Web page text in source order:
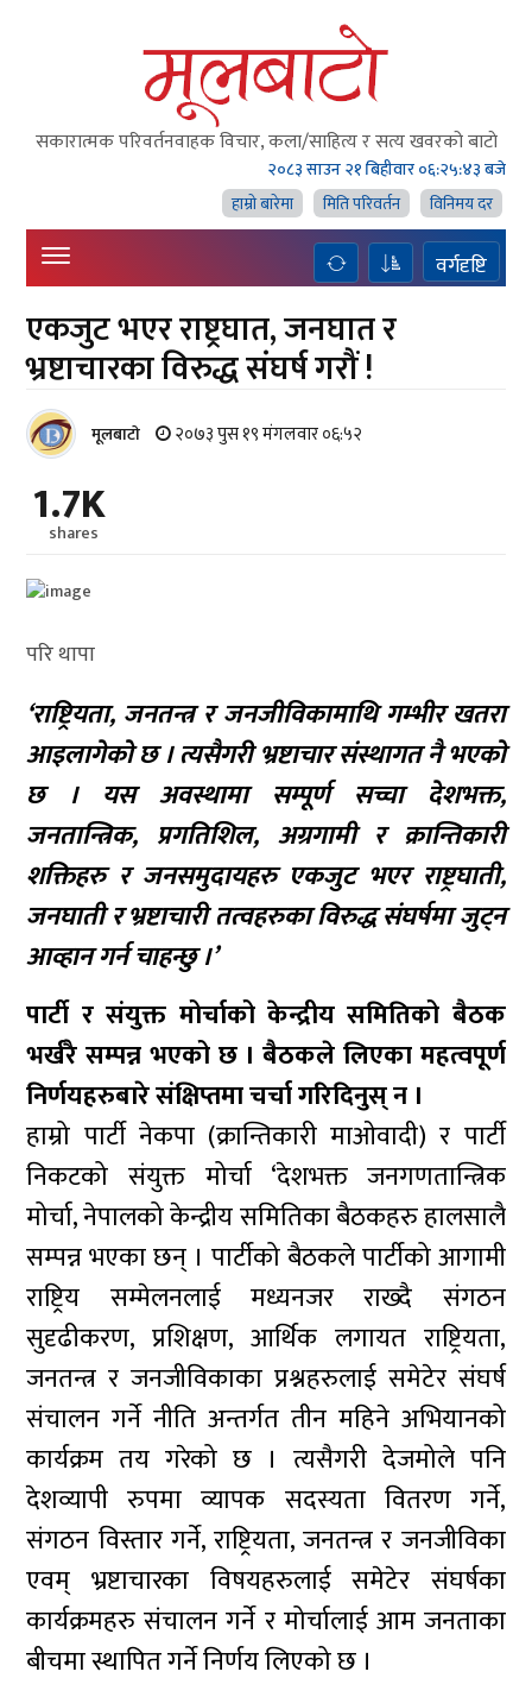
सकारात्मक परिवर्तनवाहक विचार, कला/साहित्य र सत्य खवरको बाटाे
२०८३ साउन २१ बिहीवार०६:२५:४४ बजे
हाम्राे बारेमा
मिति परिवर्तन विनिमय दर
वर्गदृष्टि
एकजुट भएर राष्ट्रघात, जनघात र
भ्रष्टाचारका विरुद्ध संघर्ष गरौं !
मूलबाटाे २०७३ पुस १९ मंगलवार ०६:५२
1.7K
shares
परि थापा
‘राष्ट्रियता, जनतन्त्र र जनजीविकामाथि गम्भीर खतरा
आइलागेको छ । त्यसैगरी भ्रष्टाचार संस्थागत नै भएको
छ । यस अवस्थामा सम्पूर्ण सच्चा देशभक्त,
जनतान्त्रिक, प्रगतिशिल, अग्रगामी र क्रान्तिकारी
शक्तिहरु र जनसमुदायहरु एकजुट भएर राष्ट्रघाती,
जनघाती र भ्रष्टाचारी तत्वहरुका विरुद्ध संघर्षमा जुट्न
आव्हान गर्न चाहन्छु ।’
पार्टी र संयुक्त मोर्चाको केन्द्रीय समितिको बैठक
भर्खरै सम्पन्न भएको छ । बैठकले लिएका महत्वपूर्ण
निर्णयहरुबारे संक्षिप्तमा चर्चा गरिदिनुस् न ।
हाम्रो पार्टी नेकपा (क्रान्तिकारी माओवादी) र पार्टी
निकटको संयुक्त मोर्चा ‘देशभक्त जनगणतान्त्रिक
मोर्चा, नेपालको केन्द्रीय समितिका बैठकहरु हालसालै
सम्पन्न भएका छन् । पार्टीको बैठकले पार्टीको आगामी
राष्ट्रिय सम्मेलनलाई मध्यनजर राख्दै संगठन
सुदृढीकरण, प्रशिक्षण, आर्थिक लगायत राष्ट्रियता,
जनतन्त्र र जनजीविकाका प्रश्नहरुलाई समेटेर संघर्ष
संचालन गर्ने नीति अन्तर्गत तीन महिने अभियानको
कार्यक्रम तय गरेको छ । त्यसैगरी देजमोले पनि
देशव्यापी रुपमा व्यापक सदस्यता वितरण गर्ने,
संगठन विस्तार गर्ने, राष्ट्रियता, जनतन्त्र र जनजीविका
एवम् भ्रष्टाचारका विषयहरुलाई समेटेर संघर्षका
कार्यक्रमहरु संचालन गर्ने र मोर्चालाई आम जनताका
बीचमा स्थापित गर्ने निर्णय लिएको छ ।